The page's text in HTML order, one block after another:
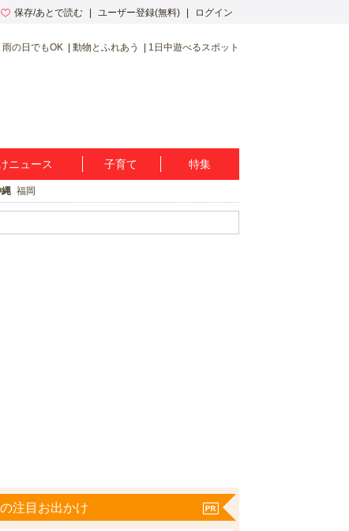
保存/あとで読む ユーザー登録(無料) ログイン
雨の日でもOK 動物とふれあう 1日中遊べるスポット
ニュース 子育て 特集
福岡
注目お出かけ